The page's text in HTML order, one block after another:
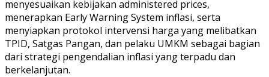
menyesuaikan kebijakan administered prices,
menerapkan Early Warning System inflasi, serta
menyiapkan protokol intervensi harga yang melibatkan
TPID, Satgas Pangan, dan pelaku UMKM sebagai bagian
dari strategi pengendalian inflasi yang terpadu dan
berkelanjutan.